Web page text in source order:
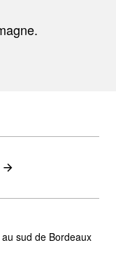
sud de Bordeaux